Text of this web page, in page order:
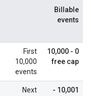
Billable
events
0 - 10,000
free cap
First
10,000
events
10,001 -
Next